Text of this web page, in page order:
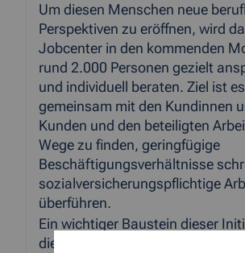
Um diesen Menschen neue
Perspektiven zu eröffnen, wird
Jobcenter in den kommenden
rund 2.000 Personen gezielt
und individuell beraten. Ziel ist
gemeinsam mit den Kundinnen
Kunden und den beteiligten
Wege zu finden, geringfügige
Beschäftigungsverhältnisse
sozialversicherungspflichtige
überführen.
Ein wichtiger Baustein dieser
die Wiedereinführung der